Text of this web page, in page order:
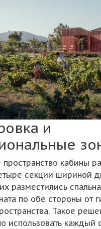
и
пространство кабины
секции шириной
разместились
по обе стороны от
Такое
использовать каждый